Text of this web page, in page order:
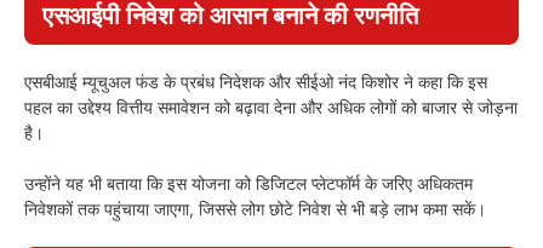
एसआईपी निवेश को आसान बनाने की रणनीति
एसबीआई म्यूचुअल फंड के प्रबंध निदेशक और सीईओ नंद किशोर ने कहा कि इस
पहल का उद्देश्य वित्तीय समावेशन को बढ़ावा देना और अधिक लोगों को बाजार से जोड़ना
है।
उन्होंने यह भी बताया कि इस योजना को डिजिटल प्लेटफॉर्म के जरिए अधिकतम
निवेशकों तक पहुंचाया जाएगा, जिससे लोग छोटे निवेश से भी बड़े लाभ कमा सकें।